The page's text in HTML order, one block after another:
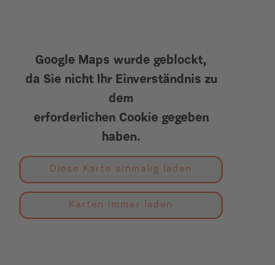
Google Maps wurde geblockt,
da Sie nicht Ihr Einverständnis zu
dem
erforderlichen Cookie gegeben
haben.
Diese Karte einmalig laden
Karten immer laden